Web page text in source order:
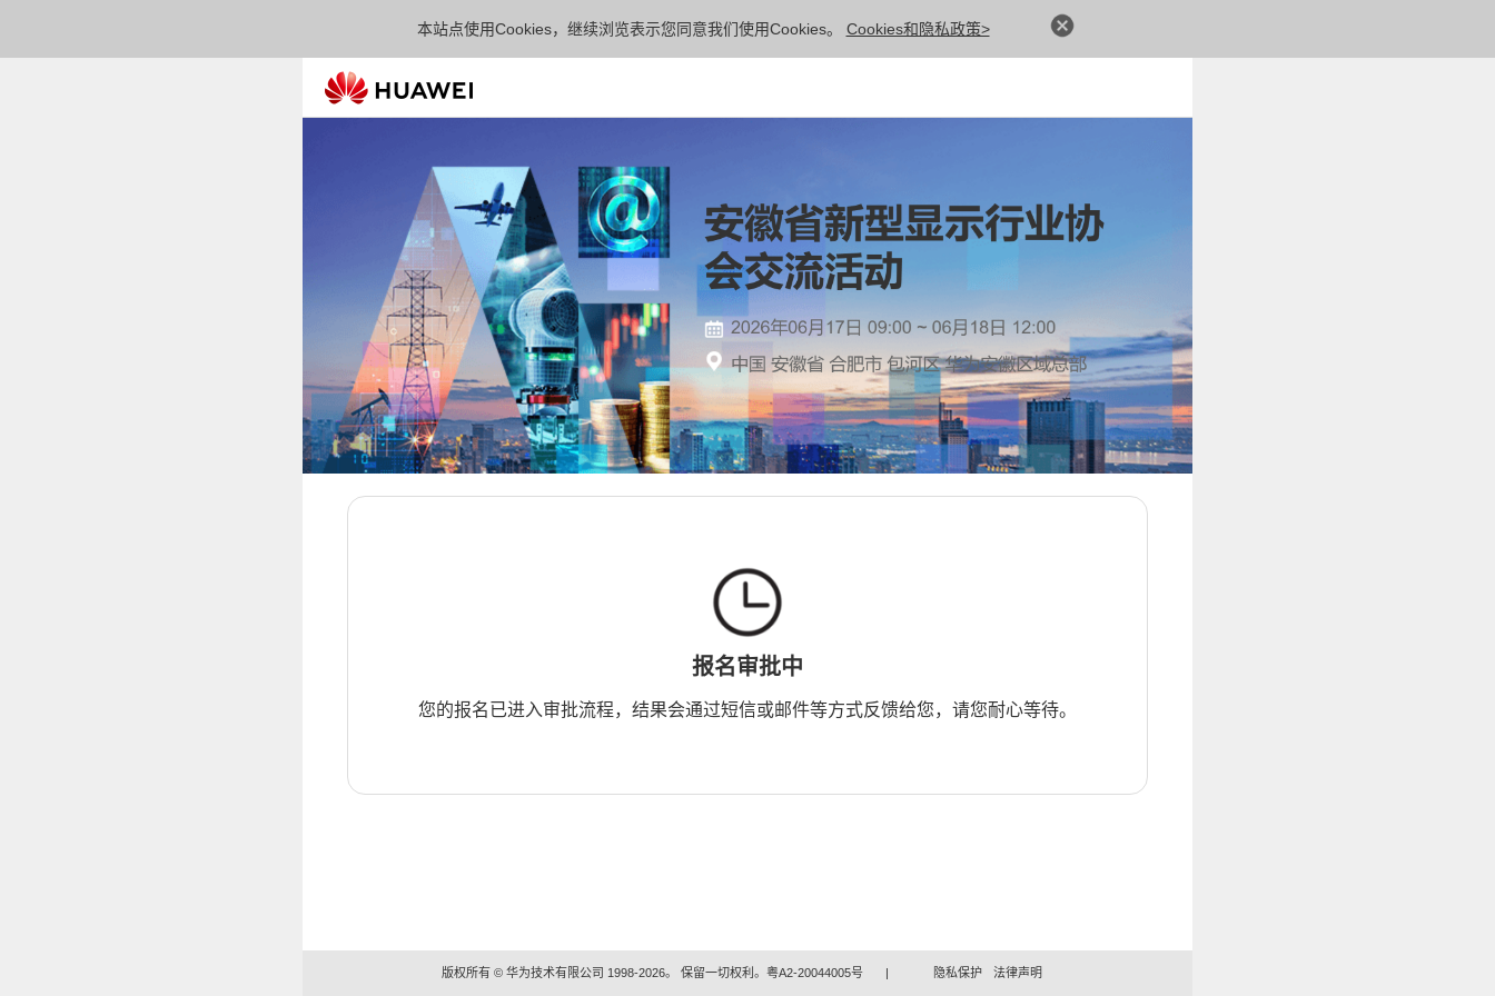
本站点使用Cookies，继续浏览表示您同意我们使用Cookies。 Cookies和隐私政策>
报名审批中
您的报名已进入审批流程，结果会通过短信或邮件等方式反馈给您，请您耐心等待。
版权所有 © 华为技术有限公司 1998-2026。 保留一切权利。粤A2-20044005号 | 隐私保护 法律声明